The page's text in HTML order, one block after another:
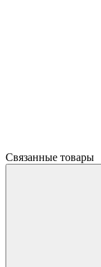
Связанные товары